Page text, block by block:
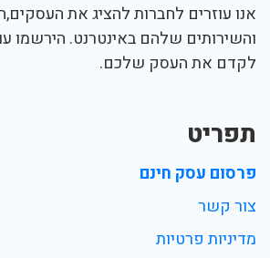
אנו עוזרים לחברות להציג את
והשירותים שלהם באינטרנט. הירשמו
לקדם את העסק שלכם.
תפריט
פרסום עסק חינם
צור קשר
מדיניות פרטיות